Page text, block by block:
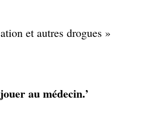
et autres drogues »
au médecin.’